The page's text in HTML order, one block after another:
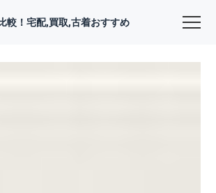
較！宅配,買取,古着おすすめ